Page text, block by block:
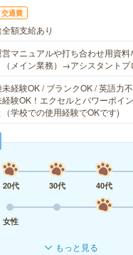
交通費
全額支給あり
営マニュアルや打ち合わせ用資
（メイン業務）→アシスタント
経験OK / ブランクOK / 英語力
験OK！エクセルとパワーポイ
（学校での使用経験でOKです)
20代
30代 40代
女性
もっと見る